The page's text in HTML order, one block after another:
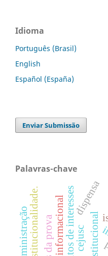
Idioma
Português (Brasil)
English
Español (España)
Enviar Submissão
Palavras-chave
cejusc
conflitos de interesses
constitucionalidade.
administração
dispensa